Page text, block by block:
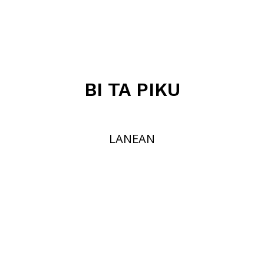
BI TA PIKU
LANEAN